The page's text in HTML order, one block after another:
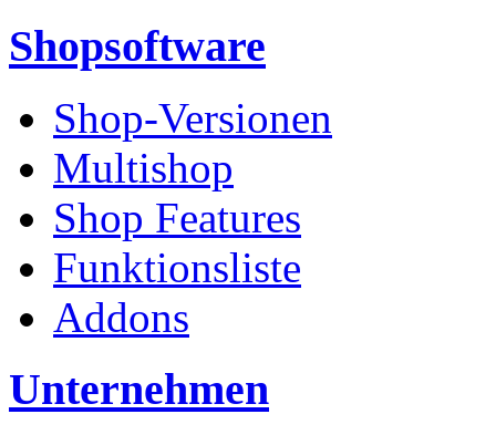
Shopsoftware
Shop-Versionen
Multishop
Shop Features
Funktionsliste
Addons
Unternehmen